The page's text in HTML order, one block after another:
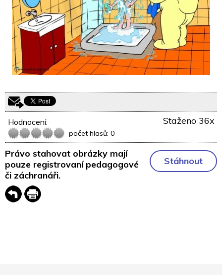
Staženo 36x
Hodnocení:
počet hlasů: 0
Stáhnout
Právo stahovat obrázky mají
pouze registrovaní pedagogové
či záchranáři.